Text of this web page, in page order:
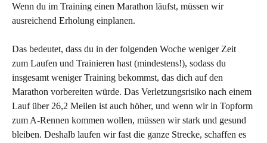
Wenn du im Training einen Marathon läufst, müssen wir
ausreichend Erholung einplanen.
Das bedeutet, dass du in der folgenden Woche weniger Zeit
zum Laufen und Trainieren hast (mindestens!), sodass du
insgesamt weniger Training bekommst, das dich auf den
Marathon vorbereiten würde. Das Verletzungsrisiko nach einem
Lauf über 26,2 Meilen ist auch höher, und wenn wir in Topform
zum A-Rennen kommen wollen, müssen wir stark und gesund
bleiben. Deshalb laufen wir fast die ganze Strecke, schaffen es